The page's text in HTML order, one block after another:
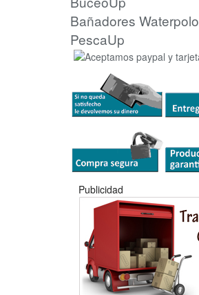
Bañadores Waterpolo
PescaUp
Publicidad